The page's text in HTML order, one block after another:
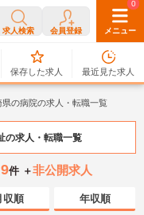
求人検索 会員登録 メニュー
0
保存した求人
0
最近見た求人
県の病院の求人・転職一覧
の求人・転職一覧
9件 ＋非公開求人
収順 年収順